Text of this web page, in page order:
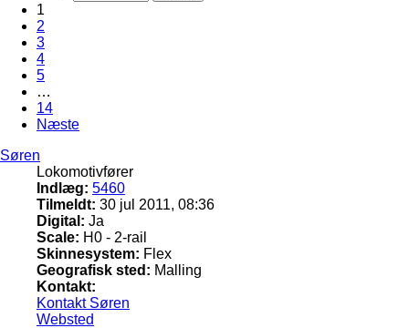
1
2
3
4
5
…
14
Næste
Søren
Lokomotivfører
Indlæg: 5460
Tilmeldt: 30 jul 2011, 08:36
Digital: Ja
Scale: H0 - 2-rail
Skinnesystem: Flex
Geografisk sted: Malling
Kontakt:
Kontakt Søren
Websted